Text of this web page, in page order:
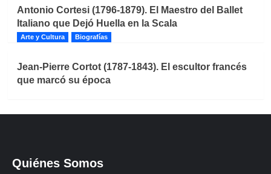
Antonio Cortesi (1796-1879). El Maestro del Ballet
Italiano que Dejó Huella en la Scala
Arte y Cultura Biografías
Jean-Pierre Cortot (1787-1843). El escultor francés
que marcó su época
Quiénes Somos